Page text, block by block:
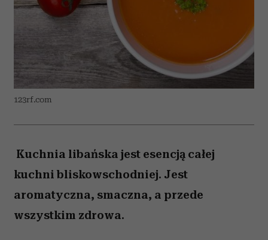
123rf.com
Kuchnia libańska jest esencją całej
kuchni bliskowschodniej. Jest
aromatyczna, smaczna, a przede
wszystkim zdrowa.